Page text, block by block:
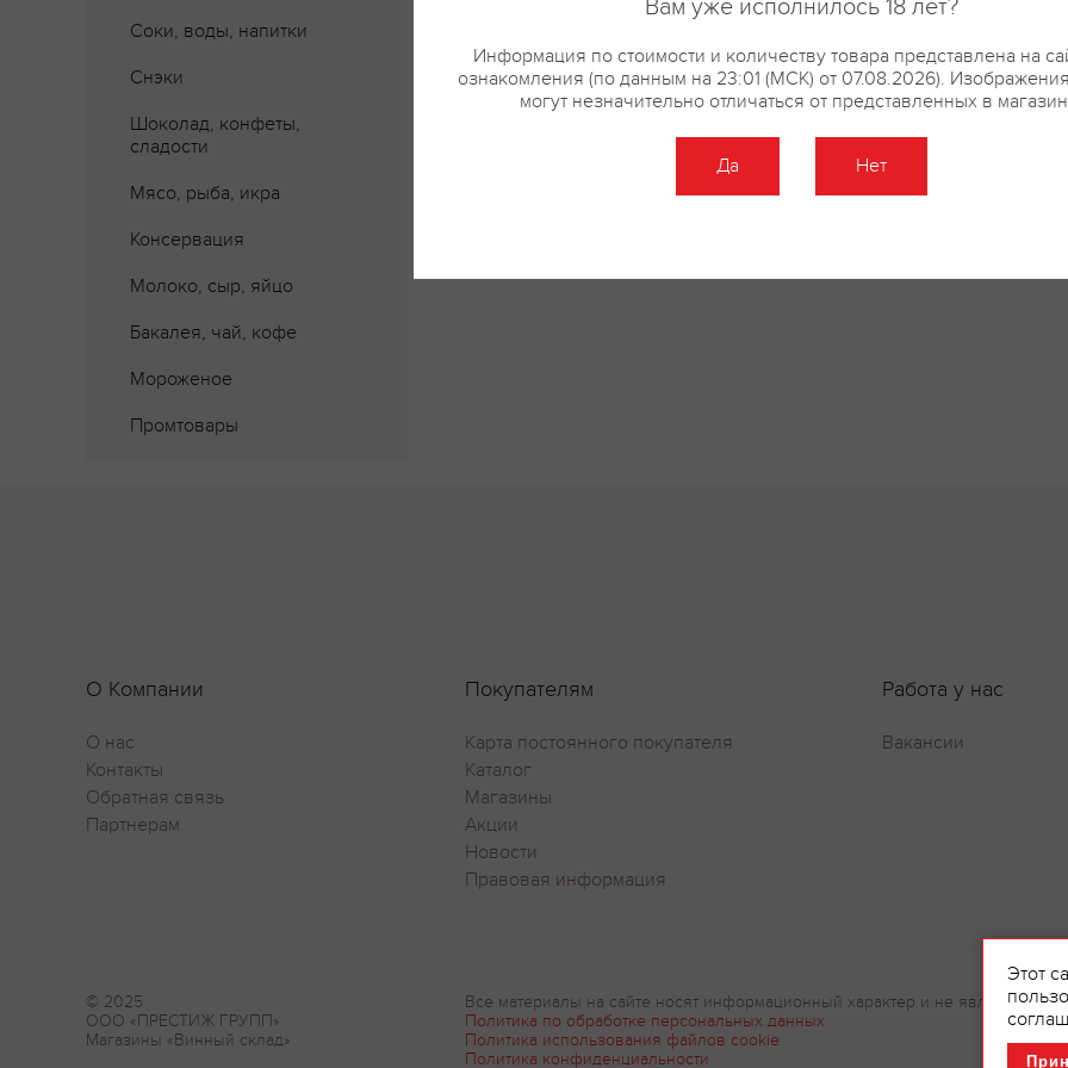
Соки, воды, напитки
Снэки
Шоколад, конфеты,
сладости
Мясо, рыба, икра
Консервация
Молоко, сыр, яйцо
Бакалея, чай, кофе
Мороженое
Промтовары
О Компании
О нас
Контакты
Обратная связь
Партнерам
Покупателям
Карта постоянного покупателя
Каталог
Магазины
Акции
Новости
Правовая информация
Работа у нас
Вакансии
© 2025
ООО «ПРЕСТИЖ ГРУПП»
Магазины «Винный склад»
Все материалы на сайте носят информационный характер и не являются
Политика по обработке персональных данных
Политика использования файлов cookie
Политика конфиденциальности
Этот
Вам уже исполнилось 18 лет?
Информация по стоимости и количеству товара представлена на
ознакомления (по данным на 23:01 (МСК) от 07.08.2026).
могут незначительно отличаться от представленных в
Да Нет